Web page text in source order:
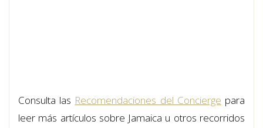
Consulta las Recomendaciones del Concierge para
leer más artículos sobre Jamaica u otros recorridos